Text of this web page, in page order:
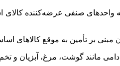
صنفی عرضه‌کننده کالای
بر تأمین به موقع کالاهای
مانند گوشت، مرغ، آبزیان